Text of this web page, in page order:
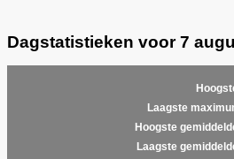
Dagstatistieken voor 7
Laagste
Hoogste
Laagste